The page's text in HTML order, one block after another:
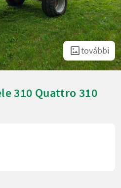
további
310 Quattro 310